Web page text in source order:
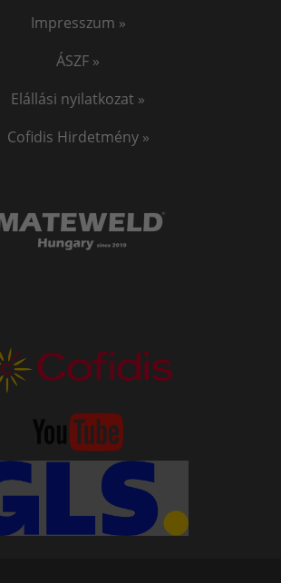
Impresszum »
ÁSZF »
Elállási nyilatkozat »
Cofidis Hirdetmény »